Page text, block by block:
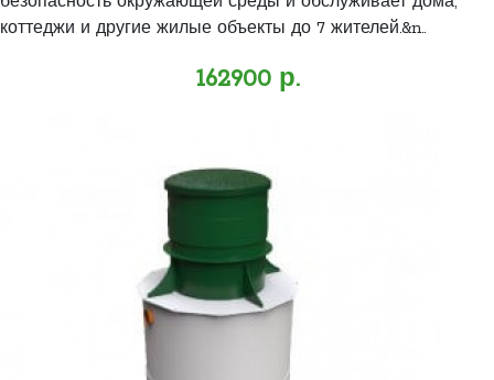
коттеджи и другие жилые объекты до 7 жителей.&n..
162900 р.